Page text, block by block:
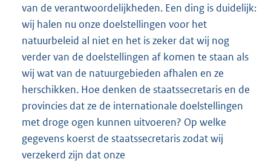
van de verantwoordelijkheden. Een ding is duidelijk:
wij halen nu onze doelstellingen voor het
natuurbeleid al niet en het is zeker dat wij nog
verder van de doelstellingen af komen te staan als
wij wat van de natuurgebieden afhalen en ze
herschikken. Hoe denken de staatssecretaris en de
provincies dat ze de internationale doelstellingen
met droge ogen kunnen uitvoeren? Op welke
gegevens koerst de staatssecretaris zodat wij
verzekerd zijn dat onze